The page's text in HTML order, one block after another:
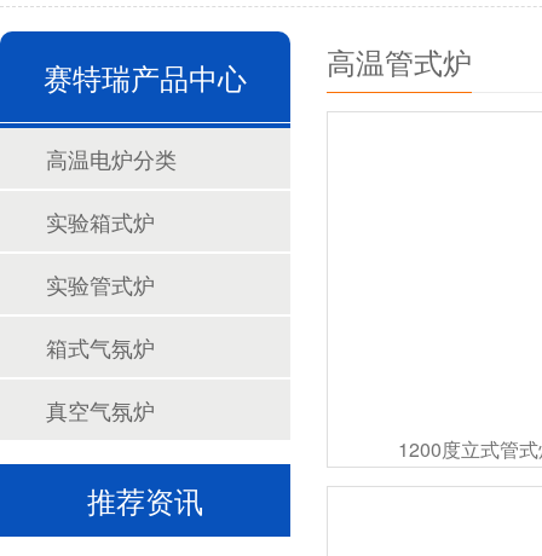
高温管式炉
1200度立式管
赛特瑞产品中心
高温电炉分类
实验箱式炉
实验管式炉
箱式气氛炉
真空气氛炉
推荐资讯